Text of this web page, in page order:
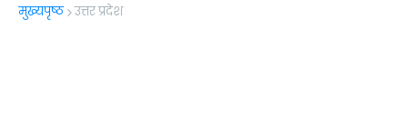
मुख्यपृष्ठ उत्तर प्रदेश